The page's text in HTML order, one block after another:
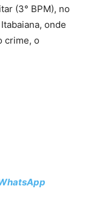
(3° BPM), no
onde
crime, o